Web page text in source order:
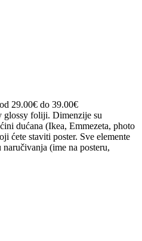
29.00€ do 39.00€
glossy foliji. Dimenzije su
dućana (Ikea, Emmezeta, photo
ćete staviti poster. Sve elemente
(ime na posteru,